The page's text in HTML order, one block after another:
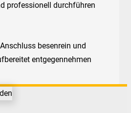
professionell durchführen
besenrein und
entgegennehmen